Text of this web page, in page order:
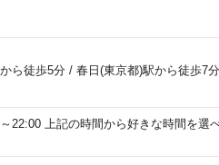
ら徒歩5分/ 春日(東京都)駅から徒歩7分
22:00 上記の時間から好きな時間を